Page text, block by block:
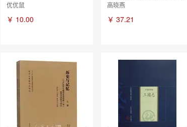
优优鼠
￥ 10.00
高晓燕
￥ 37.21